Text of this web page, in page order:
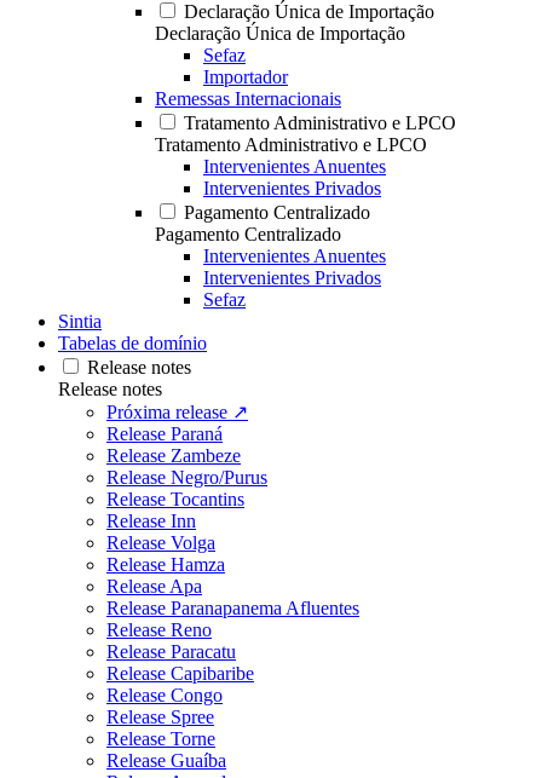
Declaração Única de Importação
Declaração Única de Importação
Sefaz
Importador
Remessas Internacionais
Tratamento Administrativo e LPCO
Tratamento Administrativo e LPCO
Intervenientes Anuentes
Intervenientes Privados
Pagamento Centralizado
Pagamento Centralizado
Intervenientes Anuentes
Intervenientes Privados
Sefaz
Sintia
Tabelas de domínio
Release notes
Release notes
Próxima release ↗
Release Paraná
Release Zambeze
Release Negro/Purus
Release Tocantins
Release Inn
Release Volga
Release Hamza
Release Apa
Release Paranapanema Afluentes
Release Reno
Release Paracatu
Release Capibaribe
Release Congo
Release Spree
Release Torne
Release Guaíba